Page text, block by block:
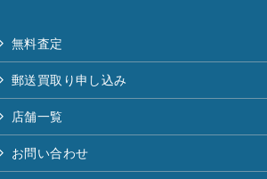
無料査定
郵送買取り申し込み
店舗一覧
お問い合わせ